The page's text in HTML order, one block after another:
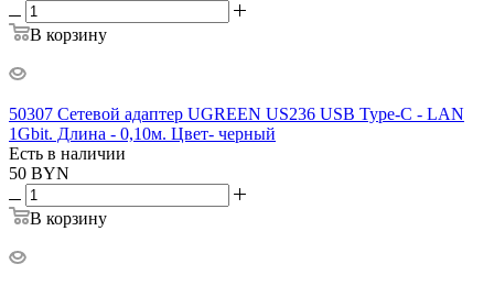
В корзину
50307 Сетевой адаптер UGREEN US236 USB Type-C - LAN
1Gbit. Длина - 0,10м. Цвет- черный
Есть в наличии
50 BYN
В корзину